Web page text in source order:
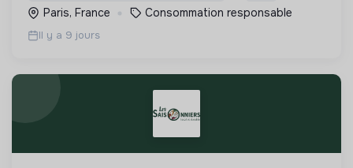
Paris, France Consommation responsable
Il y a 9 jours